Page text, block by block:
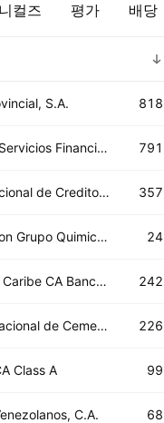
컬즈 평가 배당
S.A.
Mercantil Servicios Financieros C.A. Class A
Banco Nacional de Credito, C.A.
Corporacion Grupo Quimico S.A.C.A.
Banco del Caribe CA Banco Universal Class A
Fabrica Nacional de Cementos CA FNC
Class A
C.A.